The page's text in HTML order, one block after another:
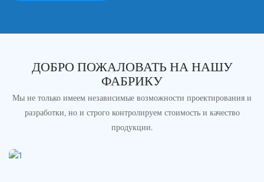
ДОБРО ПОЖАЛОВАТЬ НА НАШУ
ФАБРИКУ
Мы не только имеем независимые возможности проектирования и
разработки, но и строго контролируем стоимость и качество
продукции.